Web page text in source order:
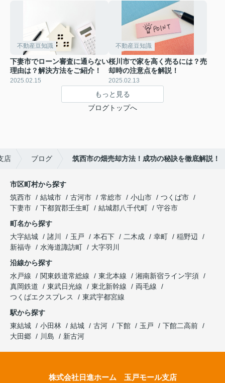
不動産豆知識
下妻市でローン審査に通らない
理由は？解決方法をご紹介！
2025.02.15
不動産豆知識
桜川市で家を高く売るには？売
却時の注意点を解説！
2025.02.13
もっと見る
ブログトップへ
店 ブログ 筑西市の畑売却方法！成功の秘訣を徹底解説！
市区町村から探す
筑西市
結城市 古河市 常総市 小山市
つくば市
下妻市
下都賀郡壬生町 結城郡八千代町
守谷市
町名から探す
大字結城
諸川 玉戸 本石下 二木成 幸町
稲野辺
新福寺
水海道諏訪町
大字羽川
沿線から探す
水戸線
関東鉄道常総線 東北本線
湘南新宿ライン宇須
真岡鉄道
東武日光線 東北新幹線
両毛線
つくばエクスプレス
東武宇都宮線
駅から探す
東結城
小田林 結城 古河 下館 玉戸
下館二高前
大田郷
川島 新古河
株式会社日進ホーム 玉戸モール支店